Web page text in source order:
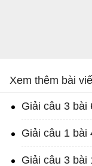
Xem thêm bài
Giải câu 3
Giải câu 1 bài
Giải câu 3 bài